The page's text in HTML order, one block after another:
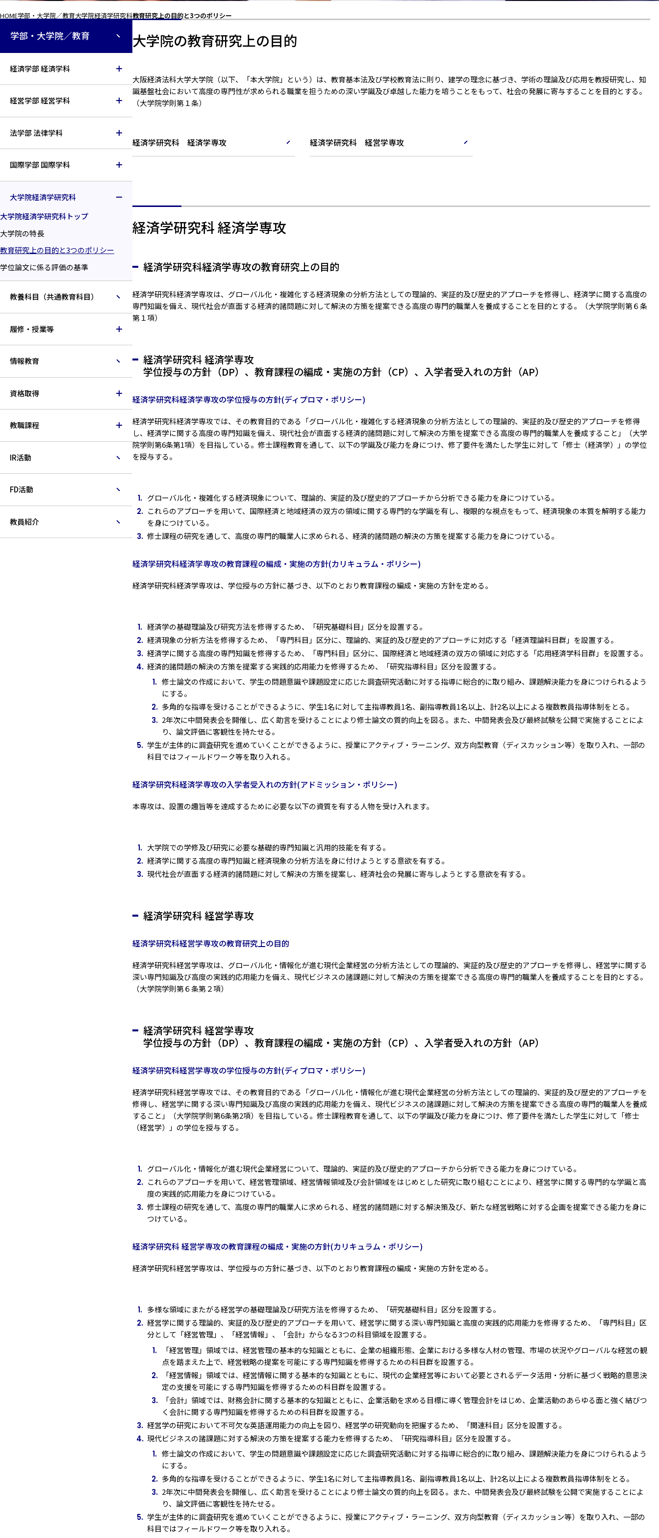
HOME学部・大学院／教育大学院経済学研究科教育研究上の目的と3つのポリシー
学部・大学院／教育
経済学部 経済学科
経営学部 経営学科
法学部 法律学科
国際学部 国際学科
大学院経済学研究科
大学院経済学研究科トップ
大学院の特長
教育研究上の目的と3つのポリシー
学位論文に係る評価の基準
教養科目（共通教育科目）
履修・授業等
情報教育
資格取得
教職課程
IR活動
FD活動
教員紹介
大学院の教育研究上の目的
大阪経済法科大学大学院（以下、「本大学院」という）は、教育基本法及び学校教育法に則り、建学の理念に基づき、学術の理論及び応用を教授研究し、知
識基盤社会において高度の専門性が求められる職業を担うための深い学識及び卓越した能力を培うことをもって、社会の発展に寄与することを目的とする。
（大学院学則第１条）
経済学研究科 経済学専攻 経済学研究科 経営学専攻
経済学研究科 経済学専攻
経済学研究科経済学専攻の教育研究上の目的
経済学研究科経済学専攻は、グローバル化・複雑化する経済現象の分析方法としての理論的、実証的及び歴史的アプローチを修得し、経済学に関する高度の
専門知識を備え、現代社会が直面する経済的諸問題に対して解決の方策を提案できる高度の専門的職業人を養成することを目的とする。（大学院学則第６条
第１項）
経済学研究科 経済学専攻
学位授与の方針（DP）、教育課程の編成・実施の方針（CP）、入学者受入れの方針（AP）
経済学研究科経済学専攻の学位授与の方針(ディプロマ・ポリシー)
経済学研究科経済学専攻では、その教育目的である「グローバル化・複雑化する経済現象の分析方法としての理論的、実証的及び歴史的アプローチを修得
し、経済学に関する高度の専門知識を備え、現代社会が直面する経済的諸問題に対して解決の方策を提案できる高度の専門的職業人を養成すること」（大学
院学則第6条第1項）を目指している。修士課程教育を通して、以下の学識及び能力を身につけ、修了要件を満たした学生に対して「修士（経済学）」の学位
を授与する。
グローバル化・複雑化する経済現象について、理論的、実証的及び歴史的アプローチから分析できる能力を身につけている。
これらのアプローチを用いて、国際経済と地域経済の双方の領域に関する専門的な学識を有し、複眼的な視点をもって、経済現象の本質を解明する能力
を身につけている。
修士課程の研究を通して、高度の専門的職業人に求められる、経済的諸問題の解決の方策を提案する能力を身につけている。
経済学研究科経済学専攻の教育課程の編成・実施の方針(カリキュラム・ポリシー)
経済学研究科経済学専攻は、学位授与の方針に基づき、以下のとおり教育課程の編成・実施の方針を定める。
経済学の基礎理論及び研究方法を修得するため、「研究基礎科目」区分を設置する。
経済現象の分析方法を修得するため、「専門科目」区分に、理論的、実証的及び歴史的アプローチに対応する「経済理論科目群」を設置する。
経済学に関する高度の専門知識を修得するため、「専門科目」区分に、国際経済と地域経済の双方の領域に対応する「応用経済学科目群」を設置する。
経済的諸問題の解決の方策を提案する実践的応用能力を修得するため、「研究指導科目」区分を設置する。
修士論文の作成において、学生の問題意識や課題設定に応じた調査研究活動に対する指導に総合的に取り組み、課題解決能力を身につけられるよう
にする。
多角的な指導を受けることができるように、学生1名に対して主指導教員1名、副指導教員1名以上、計2名以上による複数教員指導体制をとる。
2年次に中間発表会を開催し、広く助言を受けることにより修士論文の質的向上を図る。また、中間発表会及び最終試験を公開で実施することによ
り、論文評価に客観性を持たせる。
学生が主体的に調査研究を進めていくことができるように、授業にアクティブ・ラーニング、双方向型教育（ディスカッション等）を取り入れ、一部の
科目ではフィールドワーク等を取り入れる。
経済学研究科経済学専攻の入学者受入れの方針(アドミッション・ポリシー)
本専攻は、設置の趣旨等を達成するために必要な以下の資質を有する人物を受け入れます。
大学院での学修及び研究に必要な基礎的専門知識と汎用的技能を有する。
経済学に関する高度の専門知識と経済現象の分析方法を身に付けようとする意欲を有する。
現代社会が直面する経済的諸問題に対して解決の方策を提案し、経済社会の発展に寄与しようとする意欲を有する。
経済学研究科 経営学専攻
経済学研究科経営学専攻の教育研究上の目的
経済学研究科経営学専攻は、グローバル化・情報化が進む現代企業経営の分析方法としての理論的、実証的及び歴史的アプローチを修得し、経営学に関する
深い専門知識及び高度の実践的応用能力を備え、現代ビジネスの諸課題に対して解決の方策を提案できる高度の専門的職業人を養成することを目的とする。
（大学院学則第６条第２項）
経済学研究科 経営学専攻
学位授与の方針（DP）、教育課程の編成・実施の方針（CP）、入学者受入れの方針（AP）
経済学研究科経営学専攻の学位授与の方針(ディプロマ・ポリシー)
経済学研究科経営学専攻では、その教育目的である「グローバル化・情報化が進む現代企業経営の分析方法としての理論的、実証的及び歴史的アプローチを
修得し、経営学に関する深い専門知識及び高度の実践的応用能力を備え、現代ビジネスの諸課題に対して解決の方策を提案できる高度の専門的職業人を養成
すること」（大学院学則第6条第2項）を目指している。修士課程教育を通して、以下の学識及び能力を身につけ、修了要件を満たした学生に対して「修士
（経営学）」の学位を授与する。
グローバル化・情報化が進む現代企業経営について、理論的、実証的及び歴史的アプローチから分析できる能力を身につけている。
これらのアプローチを用いて、経営管理領域、経営情報領域及び会計領域をはじめとした研究に取り組むことにより、経営学に関する専門的な学識と高
度の実践的応用能力を身につけている。
修士課程の研究を通して、高度の専門的職業人に求められる、経営的諸問題に対する解決策及び、新たな経営戦略に対する企画を提案できる能力を身に
つけている。
経済学研究科 経営学専攻の教育課程の編成・実施の方針(カリキュラム・ポリシー)
経済学研究科経営学専攻は、学位授与の方針に基づき、以下のとおり教育課程の編成・実施の方針を定める。
多様な領域にまたがる経営学の基礎理論及び研究方法を修得するため、「研究基礎科目」区分を設置する。
経営学に関する理論的、実証的及び歴史的アプローチを用いて、経営学に関する深い専門知識と高度の実践的応用能力を修得するため、「専門科目」区
分として「経営管理」、「経営情報」、「会計」からなる3つの科目領域を設置する。
「経営管理」領域では、経営管理の基本的な知識とともに、企業の組織形態、企業における多様な人材の管理、市場の状況やグローバルな経営の観
点を踏まえた上で、経営戦略の提案を可能にする専門知識を修得するための科目群を設置する。
「経営情報」領域では、経営情報に関する基本的な知識とともに、現代の企業経営等において必要とされるデータ活用・分析に基づく戦略的意思決
定の支援を可能にする専門知識を修得するための科目群を設置する。
「会計」領域では、財務会計に関する基本的な知識とともに、企業活動を求める目標に導く管理会計をはじめ、企業活動のあらゆる面と強く結びつ
く会計に関する専門知識を修得するための科目群を設置する。
経営学の研究において不可欠な英語運用能力の向上を図り、経営学の研究動向を把握するため、「関連科目」区分を設置する。
現代ビジネスの諸課題に対する解決の方策を提案する能力を修得するため、「研究指導科目」区分を設置する。
修士論文の作成において、学生の問題意識や課題設定に応じた調査研究活動に対する指導に総合的に取り組み、課題解決能力を身につけられるよう
にする。
多角的な指導を受けることができるように、学生1名に対して主指導教員1名、副指導教員1名以上、計2名以上による複数教員指導体制をとる。
2年次に中間発表会を開催し、広く助言を受けることにより修士論文の質的向上を図る。また、中間発表会及び最終試験を公開で実施することによ
り、論文評価に客観性を持たせる。
学生が主体的に調査研究を進めていくことができるように、授業にアクティブ・ラーニング、双方向型教育（ディスカッション等）を取り入れ、一部の
科目ではフィールドワーク等を取り入れる。